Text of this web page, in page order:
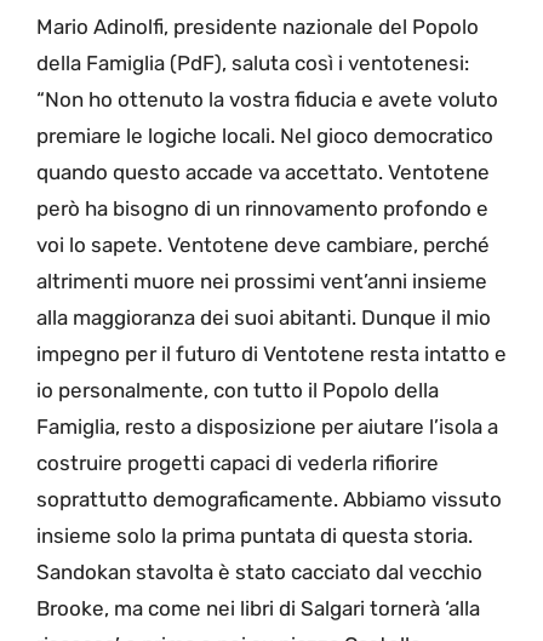
Mario Adinolfi, presidente nazionale del Popolo
della Famiglia (PdF), saluta così i ventotenesi:
“Non ho ottenuto la vostra fiducia e avete voluto
premiare le logiche locali. Nel gioco democratico
quando questo accade va accettato. Ventotene
però ha bisogno di un rinnovamento profondo e
voi lo sapete. Ventotene deve cambiare, perché
altrimenti muore nei prossimi vent’anni insieme
alla maggioranza dei suoi abitanti. Dunque il mio
impegno per il futuro di Ventotene resta intatto e
io personalmente, con tutto il Popolo della
Famiglia, resto a disposizione per aiutare l’isola a
costruire progetti capaci di vederla rifiorire
soprattutto demograficamente. Abbiamo vissuto
insieme solo la prima puntata di questa storia.
Sandokan stavolta è stato cacciato dal vecchio
Brooke, ma come nei libri di Salgari tornerà ‘alla